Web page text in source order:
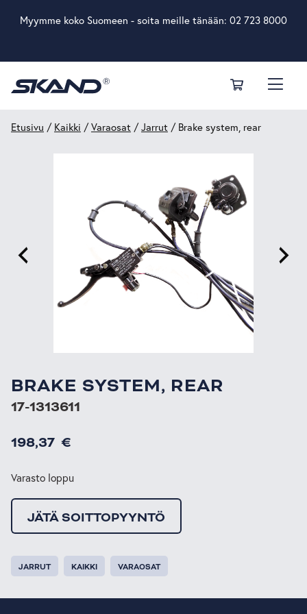
Myymme koko Suomeen - soita meille tänään: 02 723 8000
Etusivu / Kaikki /Varaosat /Jarrut / Brake system, rear
BRAKE SYSTEM, REAR
17-1313611
198,37 €
Varasto loppu
JÄTÄ SOITTOPYYNTÖ
JARRUT KAIKKI VARAOSAT